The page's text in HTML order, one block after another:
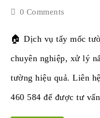
0 Comments
🏠 Dịch vụ tẩy mốc
chuyên nghiệp, xử lý
tường hiệu quả. Liên
460 584 để được tư